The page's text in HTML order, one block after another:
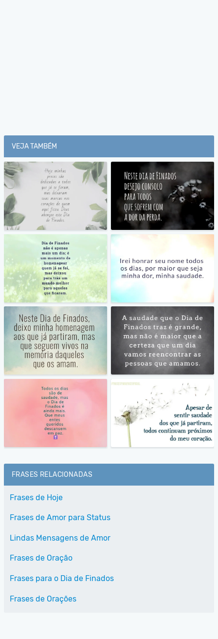
VEJA TAMBÉM
FRASES RELACIONADAS
Frases de Hoje
Frases de Amor para Status
Lindas Mensagens de Amor
Frases de Oração
Frases para o Dia de Finados
Frases de Orações